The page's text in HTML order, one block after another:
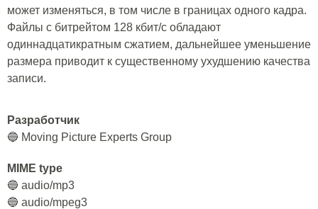
может изменяться, в том числе в границах одного кадра.
Файлы с битрейтом 128 кбит/с обладают
одиннадцатикратным сжатием, дальнейшее уменьшение
размера приводит к существенному ухудшению качества
записи.
Разработчик
🔵 Moving Picture Experts Group
MIME type
🔵 audio/mp3
🔵 audio/mpeg3